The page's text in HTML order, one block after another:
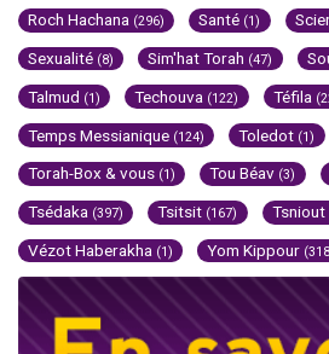
Roch Hachana (296) Santé (1)
Sexualité (8) Sim'hat Torah (47)
Talmud (1) Techouva (122) Téfila
Temps Messianique (124) Toledot (1)
Torah-Box & vous (1) Tou Béav (3)
Tsédaka (397) Tsitsit (167) Tsniout
Vézot Haberakha (1) Yom Kippour